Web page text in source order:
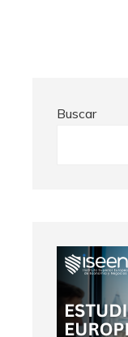
Buscar